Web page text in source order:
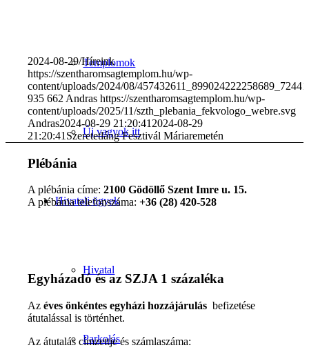
Templomok
Új vagyok itt
Hivatali ügyek
Hivatal
Parkolás
2024-08-29/Híreink
https://szentharomsagtemplom.hu/wp-
content/uploads/2024/08/
935 662 Andras https://szentharomsagtemplom.hu/wp-
content/uploads/2025/11/szth_plebania_fekvologo_webre.svg
Andras2024-08-29 21:20:41 2024-08-29
21:20:41 Szeretetláng Fesztivál Máriaremetén
Plébánia
A plébánia címe:2100 Gödöllő Szent Imre u. 15.
A plébánia telefonszáma:+36 (28) 420-528
Egyházadó és az SZJA 1 százaléka
Azéves önkéntes egyházi hozzájárulás befizetése
átutalással is történhet.
Az átutalás címzettje és számlaszáma: